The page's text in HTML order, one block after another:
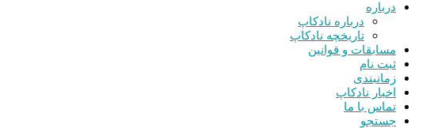
درباره
درباره نادکاپ
تاریخچه نادکاپ
مسابقات و قوانین
ثبت نام
زمانبندی
اخبار نادکاپ
تماس با ما
جستجو